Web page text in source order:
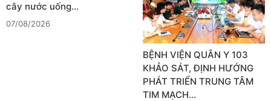
cây nước uống…
07/08/2026
BỆNH VIỆN QUÂN Y 103
KHẢO SÁT, ĐỊNH HƯỚNG
PHÁT TRIỂN TRUNG TÂM
TIM MẠCH…